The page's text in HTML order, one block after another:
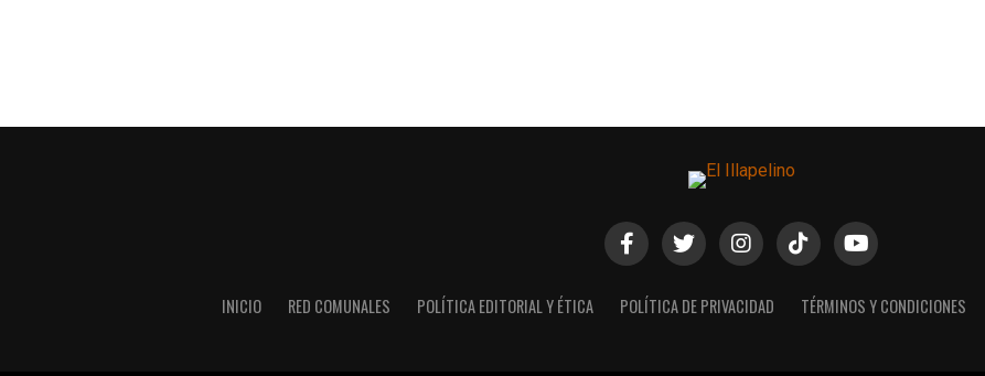
INICIO RED COMUNALES POLÍTICA EDITORIAL Y ÉTICA POLÍTICA DE PRIVACIDAD TÉRMINOS Y CONDICIONES